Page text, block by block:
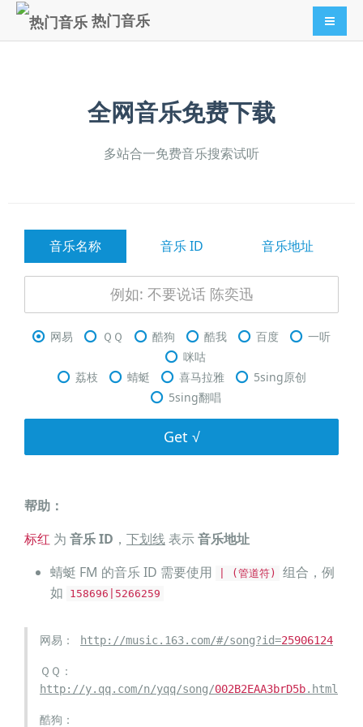
热门音乐 导航切
全网音乐免费下载
多站合一免费音乐搜索试听
音乐名称 音乐 ID 音乐地址
网易 ＱＱ 酷狗 酷我 百度
一听
咪咕
荔枝
蜻蜓 喜马拉雅
5sing原创
5sing翻唱
Get √
帮助：
标红 为 音乐 ID ， 下划线表示音乐地址
蜻蜓 FM 的音乐 ID 需要使用
| (管道符)
组合，例
如
158696|5266259
网易： http://music.163.com/#/song?id=25906124
ＱＱ：
http://y.qq.com/n/yqq/song/002B2EAA3brD5b.html
酷狗：